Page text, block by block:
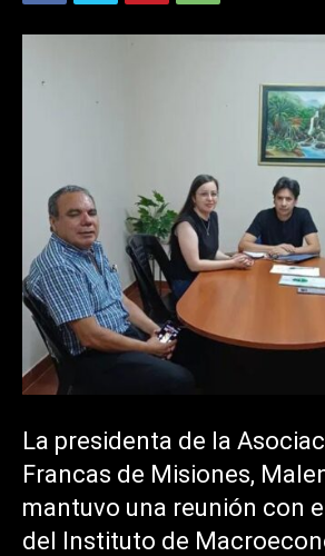
La presidenta de la
Francas de Misiones,
mantuvo una reunión con
del Instituto de